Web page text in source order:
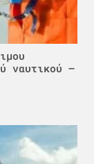
ναυτικού –